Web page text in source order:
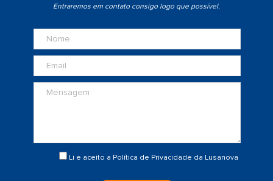
Entraremos em contato consigo logo que possível.
Li e aceito a Política de Privacidade da Lusanova